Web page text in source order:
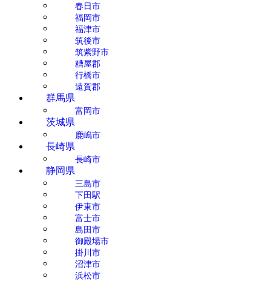
春日市
福岡市
福津市
筑後市
筑紫野市
糟屋郡
行橋市
遠賀郡
群馬県
富岡市
茨城県
鹿嶋市
長崎県
長崎市
静岡県
三島市
下田駅
伊東市
富士市
島田市
御殿場市
掛川市
沼津市
浜松市